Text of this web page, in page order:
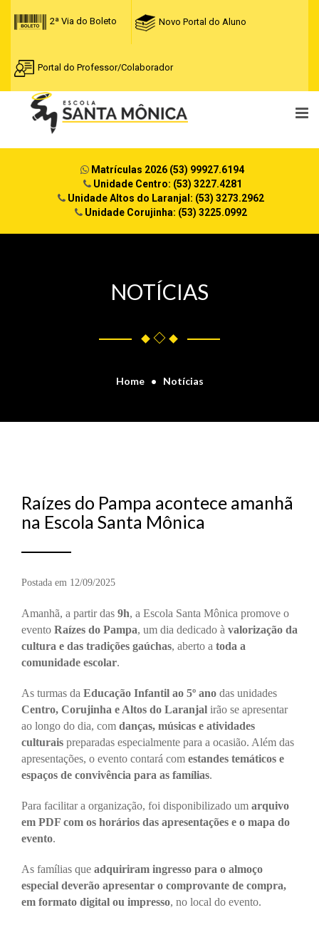
2ª Via do Boleto Novo Portal do Aluno
Portal do Professor/Colaborador
Matrículas 2026 (53) 99927.6194
Unidade Centro: (53) 3227.4281
Unidade Altos do Laranjal: (53) 3273.2962
Unidade Corujinha: (53) 3225.0992
NOTÍCIAS
Home Notícias
Raízes do Pampa acontece amanhã
na Escola Santa Mônica
Postada em 12/09/2025
Amanhã, a partir das 9h, a Escola Santa Mônica promove o
evento Raízes do Pampa, um dia dedicado à valorização da
cultura e das tradições gaúchas, aberto a toda a
comunidade escolar.
As turmas da Educação Infantil ao 5º ano das unidades
Centro, Corujinha e Altos do Laranjal irão se apresentar
ao longo do dia, com danças, músicas e atividades
culturais preparadas especialmente para a ocasião. Além das
apresentações, o evento contará com estandes temáticos e
espaços de convivência para as famílias.
Para facilitar a organização, foi disponibilizado um arquivo
em PDF com os horários das apresentações e o mapa do
evento.
As famílias que adquiriram ingresso para o almoço
especial deverão apresentar o comprovante de compra,
em formato digital ou impresso, no local do evento.